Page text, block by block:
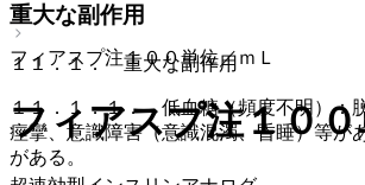
重大な副作用
１１．１． 重大な副作用
１１．１．１． 低血糖（頻度不明）：
痙攣、意識障害（意識混濁、昏睡）等が
がある。
フィアスプ注１００単位／ｍＬ
フィアスプ注１０